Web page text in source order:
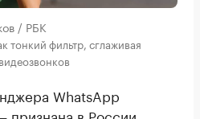
/ РБК
тонкий фильтр, сглаживая
WhatsApp